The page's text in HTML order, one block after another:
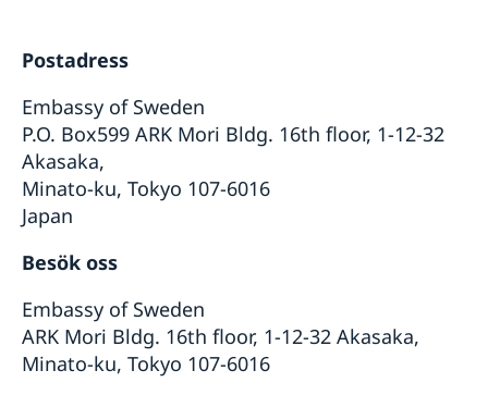
Postadress
Embassy of Sweden
P.O. Box599 ARK Mori Bldg. 16th floor, 1-12-32
Akasaka,
Minato-ku, Tokyo 107-6016
Japan
Besök oss
Embassy of Sweden
ARK Mori Bldg. 16th floor, 1-12-32 Akasaka,
Minato-ku, Tokyo 107-6016